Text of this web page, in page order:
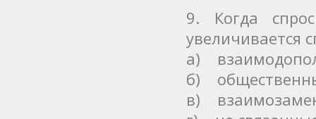
9. Когда
увеличивается
а)
б)
в)